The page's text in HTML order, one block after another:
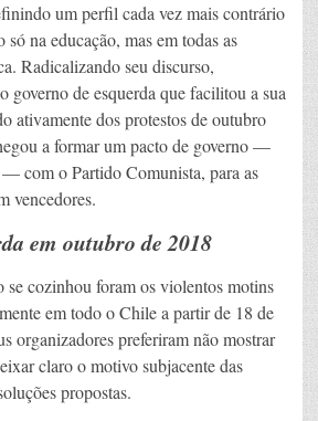
um perfil cada vez mais contrário
só na educação, mas em todas as
Radicalizando seu discurso,
governo de esquerda que facilitou a sua
ativamente dos protestos de outubro
a formar um pacto de governo —
com o Partido Comunista, para as
vencedores.
em outubro de 2018
se cozinhou foram os violentos motins
em todo o Chile a partir de 18 de
organizadores preferiram não mostrar
claro o motivo subjacente das
propostas.